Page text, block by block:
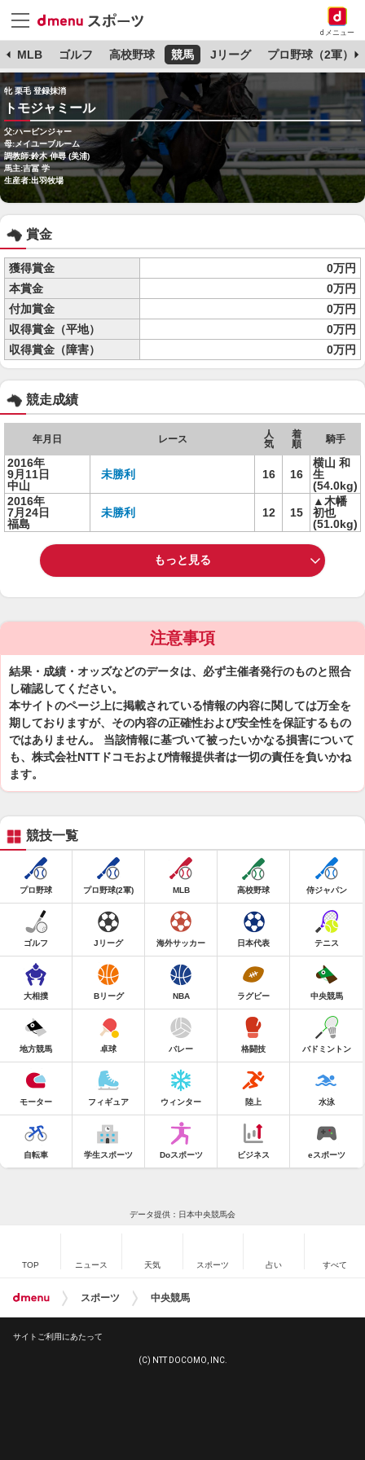
dメニュー
MLB ゴルフ 高校野球 競馬 Jリーグ プロ野球（2軍）
牝 栗毛 登録抹消
トモジャミール
父:ハービンジャー
母:メイユーブルーム
調教師:鈴木 伸尋 (美浦)
馬主:吉冨 学
生産者:出羽牧場
賞金
獲得賞金
0万円
本賞金
0万円
付加賞金
0万円
収得賞金（平地）
0万円
収得賞金（障害）
0万円
競走成績
年月日 レース
人
気
着
順
騎手
2016年
9月11日
中山
未勝利 16 16
横山 和
生
(54.0kg)
2016年
7月24日
福島
未勝利 12 15
▲木幡
初也
(51.0kg)
もっと見る
注意事項
結果・成績・オッズなどのデータは、必ず主催者発行のものと照合
し確認してください。
本サイトのページ上に掲載されている情報の内容に関しては万全を
期しておりますが、その内容の正確性および安全性を保証するもの
ではありません。 当該情報に基づいて被ったいかなる損害について
も、株式会社NTTドコモおよび情報提供者は一切の責任を負いかね
ます。
競技一覧
プロ野球 プロ野球(2軍) MLB 高校野球 侍ジャパン
ゴルフ Jリーグ 海外サッカー 日本代表 テニス
大相撲 Bリーグ NBA ラグビー 中央競馬
地方競馬 卓球 バレー 格闘技 バドミントン
モーター フィギュア ウィンター 陸上 水泳
自転車 学生スポーツ Doスポーツ ビジネス eスポーツ
データ提供：日本中央競馬会
TOP ニュース 天気 スポーツ 占い すべて
スポーツ 中央競馬
サイトご利用にあたって
(C) NTT DOCOMO, INC.